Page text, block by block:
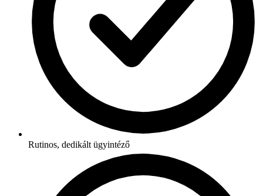
Rutinos, dedikált ügyintéző